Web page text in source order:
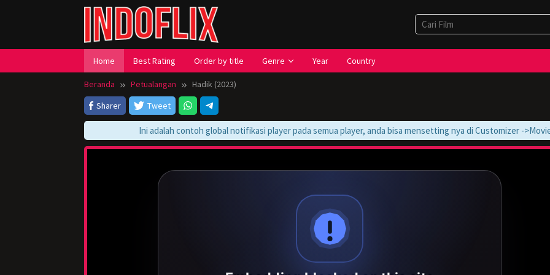
Home Best Rating Order by title Genre Year Country
Beranda Petualangan
Hadik (2023)
Sharer
Tweet
Ini adalah contoh global notifikasi player pada semua player, anda bisa mensetting nya di Customizer ->Movie ->